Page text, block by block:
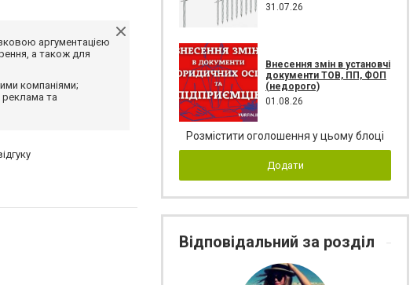
аргументацією
а також для
компаніями;
реклама та
31.07.26
Внесення змін в установчі
документи ТОВ, ПП, ФОП
(недорого)
01.08.26
Розмістити оголошення у цьому блоці
Додати
Відповідальний за розділ